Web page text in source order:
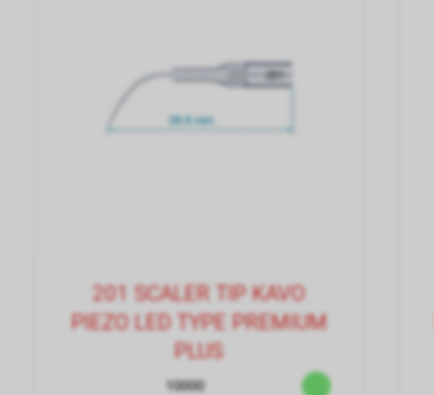
201 SCALER TIP KAVO
PIEZO LED TYPE PREMIUM
PLUS
10000